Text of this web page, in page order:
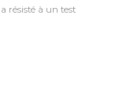
résisté à un test